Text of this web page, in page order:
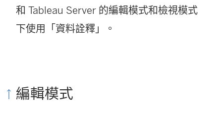
和 Tableau Server 的編輯模式和檢視模式
下使用「資料詮釋」。
編輯模式